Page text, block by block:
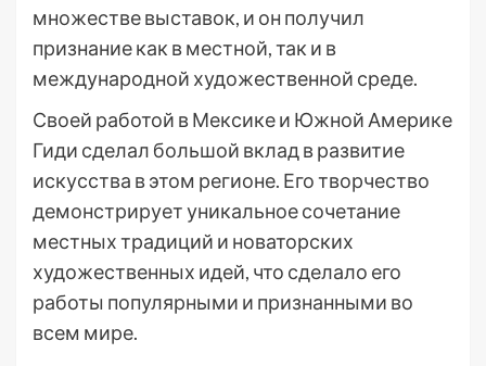
множестве выставок, и он получил
признание как в местной, так и в
международной художественной среде.
Своей работой в Мексике и Южной Америке
Гиди сделал большой вклад в развитие
искусства в этом регионе. Его творчество
демонстрирует уникальное сочетание
местных традиций и новаторских
художественных идей, что сделало его
работы популярными и признанными во
всем мире.